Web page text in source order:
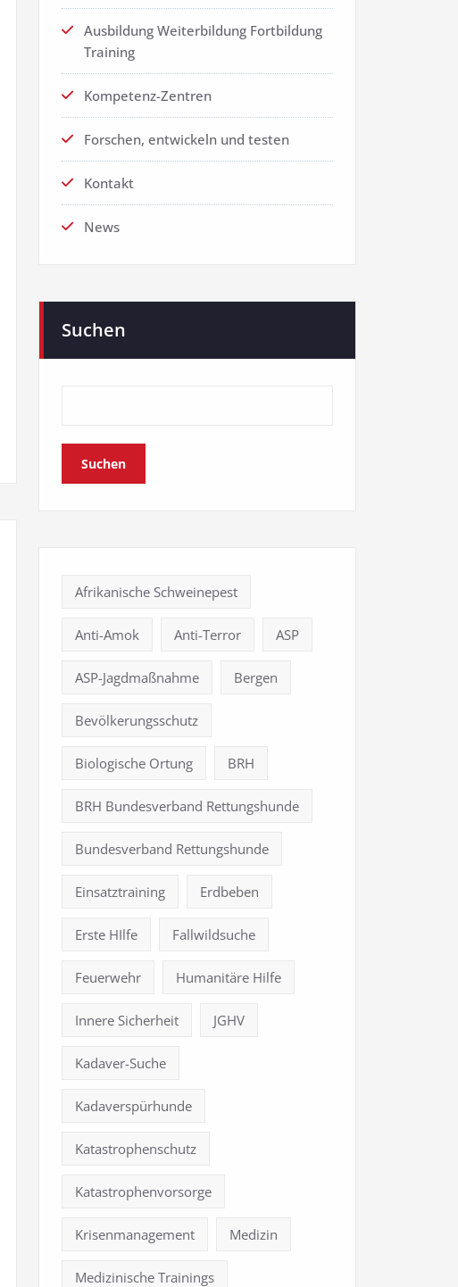
Ausbildung Weiterbildung Fortbildung
Training
Kompetenz-Zentren
Forschen, entwickeln und testen
Kontakt
News
Suchen
Suchen
Afrikanische Schweinepest
Anti-Amok Anti-Terror ASP
ASP-Jagdmaßnahme Bergen
Bevölkerungsschutz
Biologische Ortung BRH
BRH Bundesverband Rettungshunde
Bundesverband Rettungshunde
Einsatztraining Erdbeben
Erste HIlfe Fallwildsuche
Feuerwehr Humanitäre Hilfe
Innere Sicherheit JGHV
Kadaver-Suche
Kadaverspürhunde
Katastrophenschutz
Katastrophenvorsorge
Krisenmanagement Medizin
Medizinische Trainings